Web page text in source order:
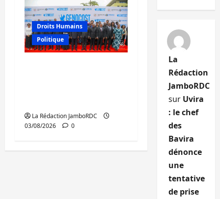
Droits Humains
Politique
La Rédaction JamboRDC
03/08/2026
0
La
Rédaction
JamboRDC
sur Uvira
: le chef
des
Bavira
dénonce
une
tentative
de prise